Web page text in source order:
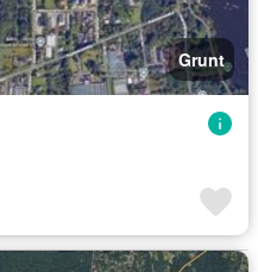
Grunt